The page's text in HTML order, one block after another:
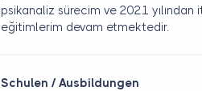
psikanaliz sürecim ve 2021
eğitimlerim devam etmektedir.
Schulen / Ausbildungen